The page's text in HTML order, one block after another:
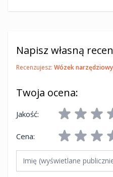
Napisz własną
Recenzujesz: Wózek narzędziowy
Twoja ocena:
Jakość:
Cena:
Imię (wyświetlane publicznie)